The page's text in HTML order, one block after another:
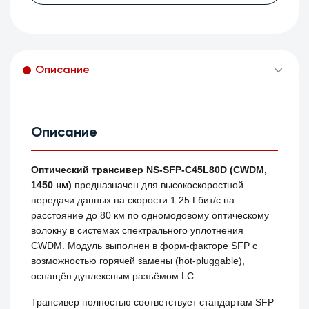
Описание
Описание
Оптический трансивер NS-SFP-C45L80D (CWDM,
1450 нм) предназначен для высокоскоростной
передачи данных на скорости 1.25 Гбит/с на
расстояние до 80 км по одномодовому оптическому
волокну в системах спектрального уплотнения
CWDM. Модуль выполнен в форм-факторе SFP с
возможностью горячей замены (hot‑pluggable),
оснащён дуплексным разъёмом LC.
Трансивер полностью соответствует стандартам SFP